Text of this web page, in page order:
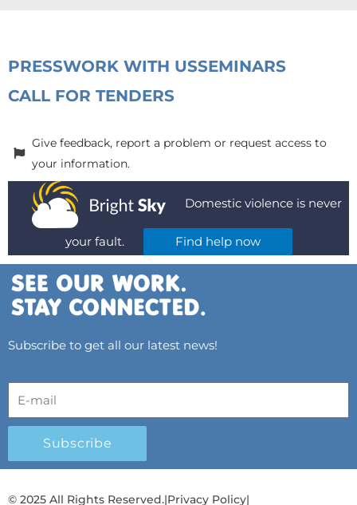
PRESSWORK WITH USSEMINARS
CALL FOR TENDERS
Give feedback, report a problem or request access to
your information.
Domestic violence is never
your fault. Find help now
Subscribe to get all our latest news!
Subscribe
© 2025 All Rights Reserved.|Privacy Policy|